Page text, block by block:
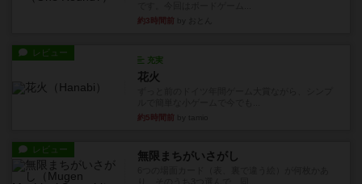
約3時間前
レビュー
充実
花火
約5時間前
レビュー 無限まちがいさがし